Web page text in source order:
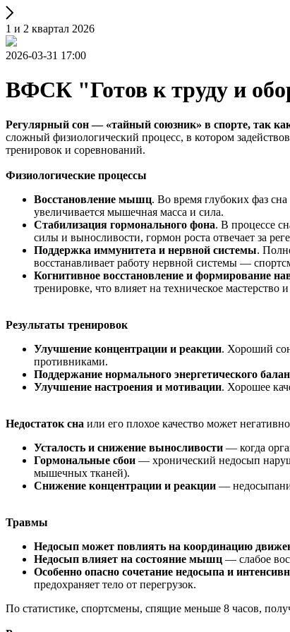
1 и 2 квартал 2026
2026-03-31 17:00
ВФСК "Готов к труду и
Регулярный сон — «тайный союзник» в спорте, так
сложный физиологический процесс, в котором
тренировок и соревнований.
Физиологические процессы
Восстановление мышц. Во время глубоких фаз
увеличивается мышечная масса и сила.
Стабилизация гормонального фона. В процессе
силы и выносливости, гормон роста отвечает за
Поддержка иммунитета и нервной системы.
восстанавливает работу нервной системы —
Когнитивное восстановление и формирование
тренировке, что влияет на техническое мастерство
Результаты тренировок
Улучшение концентрации и реакции. Хороший
противниками.
Поддержание нормального энергетического
Улучшение настроения и мотивации. Хорошее
Недостаток сна или его плохое качество может
Усталость и снижение выносливости — когда
Гормональные сбои — хронический недосып
мышечных тканей).
Снижение концентрации и реакции —
Травмы
Недосып может повлиять на координацию
Недосып влияет на состояние мышц — слабое
Особенно опасно сочетание недосыпа и
предохраняет тело от перегрузок.
По статистике, спортсмены, спящие меньше 8 часов,